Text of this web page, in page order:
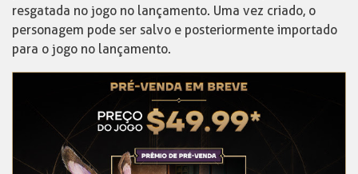
resgatada no jogo no lançamento. Uma vez criado, o
personagem pode ser salvo e posteriormente importado
para o jogo no lançamento.